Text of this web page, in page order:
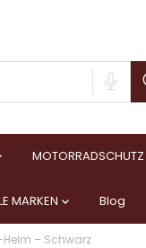
MOTORRADSCHUTZ
MARKEN  Blog
– Schwarz